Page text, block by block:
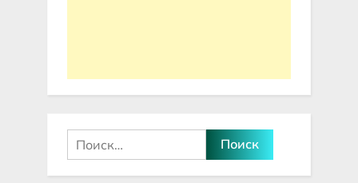
Найти: